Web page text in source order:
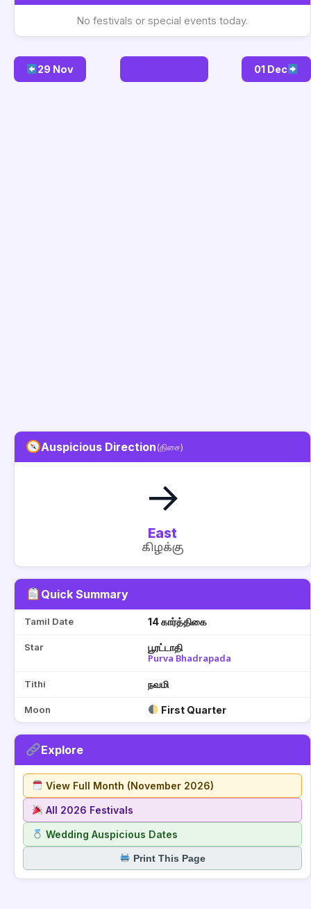
No festivals or special events today.
29 Nov 01 Dec
Auspicious Direction(திசை)
→
East
கிழக்கு
Quick Summary
Tamil Date 14 கார்த்திகை
Star பூரட்டாதி
Purva Bhadrapada
Tithi நவமி
Moon First Quarter
Explore
View Full Month (November 2026)
All 2026 Festivals
Wedding Auspicious Dates
Print This Page